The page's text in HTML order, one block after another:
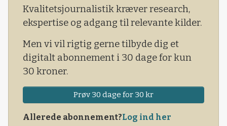
Kvalitetsjournalistik kræver research,
ekspertise og adgang til relevante kilder.
Men vi vil rigtig gerne tilbyde dig et
digitalt abonnement i 30 dage for kun
30 kroner.
Prøv 30 dage for 30 kr
Allerede abonnement?Log ind her